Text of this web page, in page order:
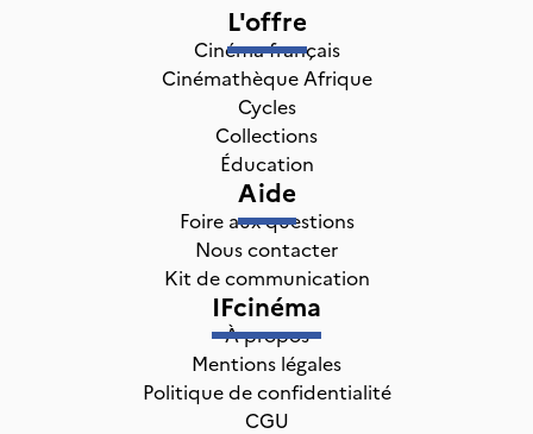
L'offre
Cinéma français
Cinémathèque Afrique
Cycles
Collections
Éducation
Aide
Foire aux questions
Nous contacter
Kit de communication
IFcinéma
À propos
Mentions légales
Politique de confidentialité
CGU